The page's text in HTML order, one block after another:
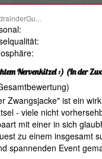
Nervenkitzel :) (In der
Zwangsjacke" ist ein
- viele nicht
mit einer in sich
zu einem insgesamt
spannenden Event